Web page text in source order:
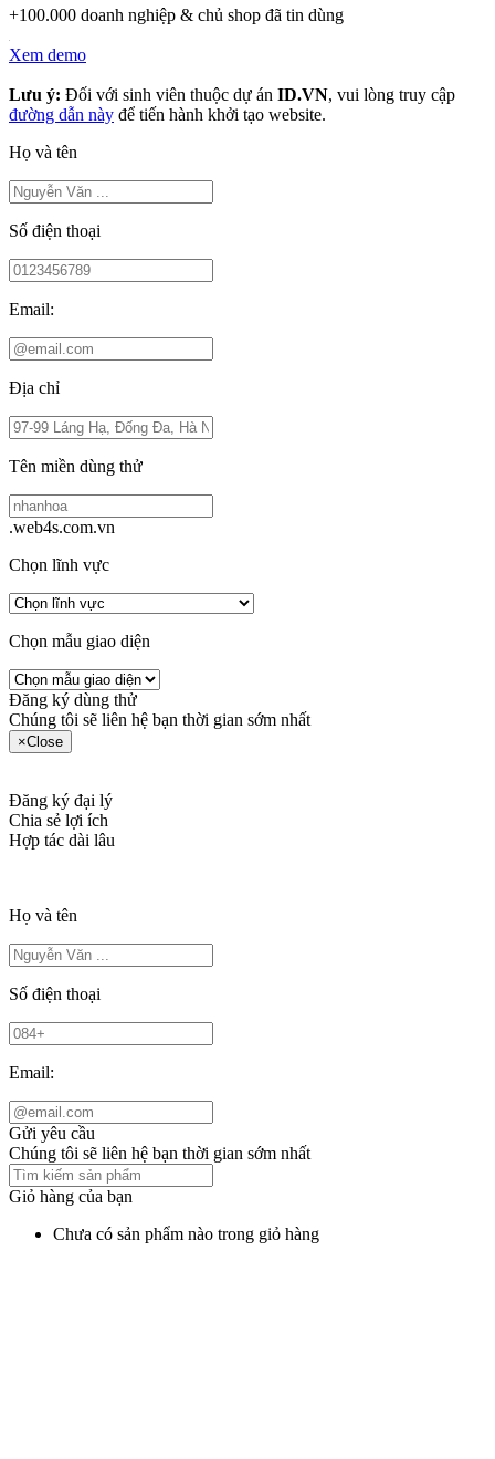
+100.000 doanh nghiệp & chủ shop đã tin dùng
Xem demo
Lưu ý: Đối với sinh viên thuộc dự án ID.VN, vui lòng truy cập
đường dẫn này để tiến hành khởi tạo website.
Họ và tên
Số điện thoại
Email:
Địa chỉ
Tên miền dùng thử
.web4s.com.vn
Chọn lĩnh vực
Chọn mẫu giao diện
Đăng ký dùng thử
Chúng tôi sẽ liên hệ bạn thời gian sớm nhất
×Close
Đăng ký đại lý
Chia sẻ lợi ích
Hợp tác dài lâu
Họ và tên
Số điện thoại
Email:
Gửi yêu cầu
Chúng tôi sẽ liên hệ bạn thời gian sớm nhất
Giỏ hàng của bạn
Chưa có sản phẩm nào trong giỏ hàng